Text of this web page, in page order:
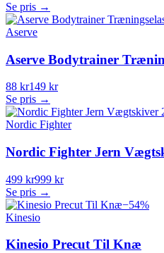
Se pris →
Aserve
Aserve Bodytrainer
88 kr149 kr
Se pris →
Nordic Fighter
Nordic Fighter Jern
499 kr999 kr
Se pris →
−54%
Kinesio
Kinesio Precut Til Knæ